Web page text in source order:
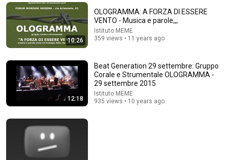
1970s French Retro Chanson | A Timeless Dream |
Slow Cafe Moments (60s 70s 80s)
Chanson Aura • 460K views
10:26
OLOGRAMMA: A FORZA DI ESSERE
VENTO - Musica e parole,,,
Istituto MEME
359 views • 11 years ago
12:18
Beat Generation 29 settembre: Gruppo
Corale e Strumentale OLOGRAMMA -
29 settembre 2015
Istituto MEME
935 views • 10 years ago